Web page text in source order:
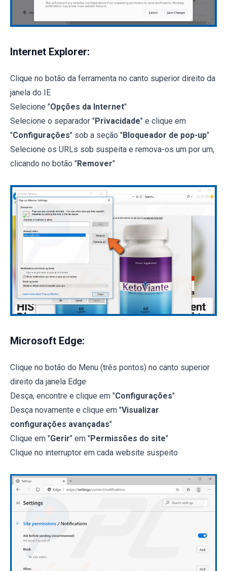
Internet Explorer:
Clique no botão da ferramenta no canto superior direito da
janela do IE
Selecione "Opções da Internet"
Selecione o separador "Privacidade" e clique em
"Configurações" sob a seção "Bloqueador de pop-up"
Selecione os URLs sob suspeita e remova-os um por um,
clicando no botão "Remover"
Microsoft Edge:
Clique no botão do Menu (três pontos) no canto superior
direito da janela Edge
Desça, encontre e clique em "Configurações"
Desça novamente e clique em "Visualizar
configurações avançadas"
Clique em "Gerir" em "Permissões do site"
Clique no interruptor em cada website suspeito